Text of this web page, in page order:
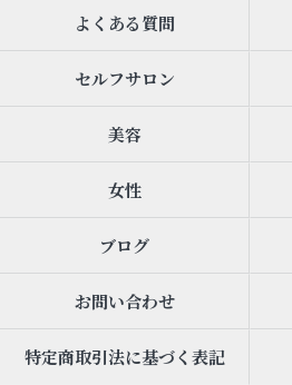
よくある質問
セルフサロン
美容
女性
ブログ
お問い合わせ
特定商取引法に基づく表記